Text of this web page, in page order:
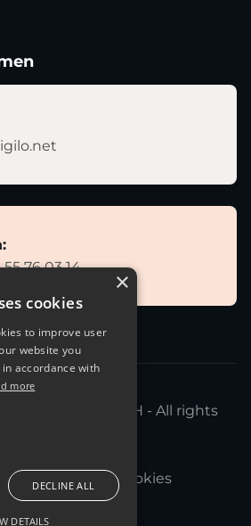
55 76 03 14
© Digilo GmbH - All rights
Datenschutz Cookies
×
cookies
to improve user
website you
accordance with
more
DECLINE ALL
DETAILS